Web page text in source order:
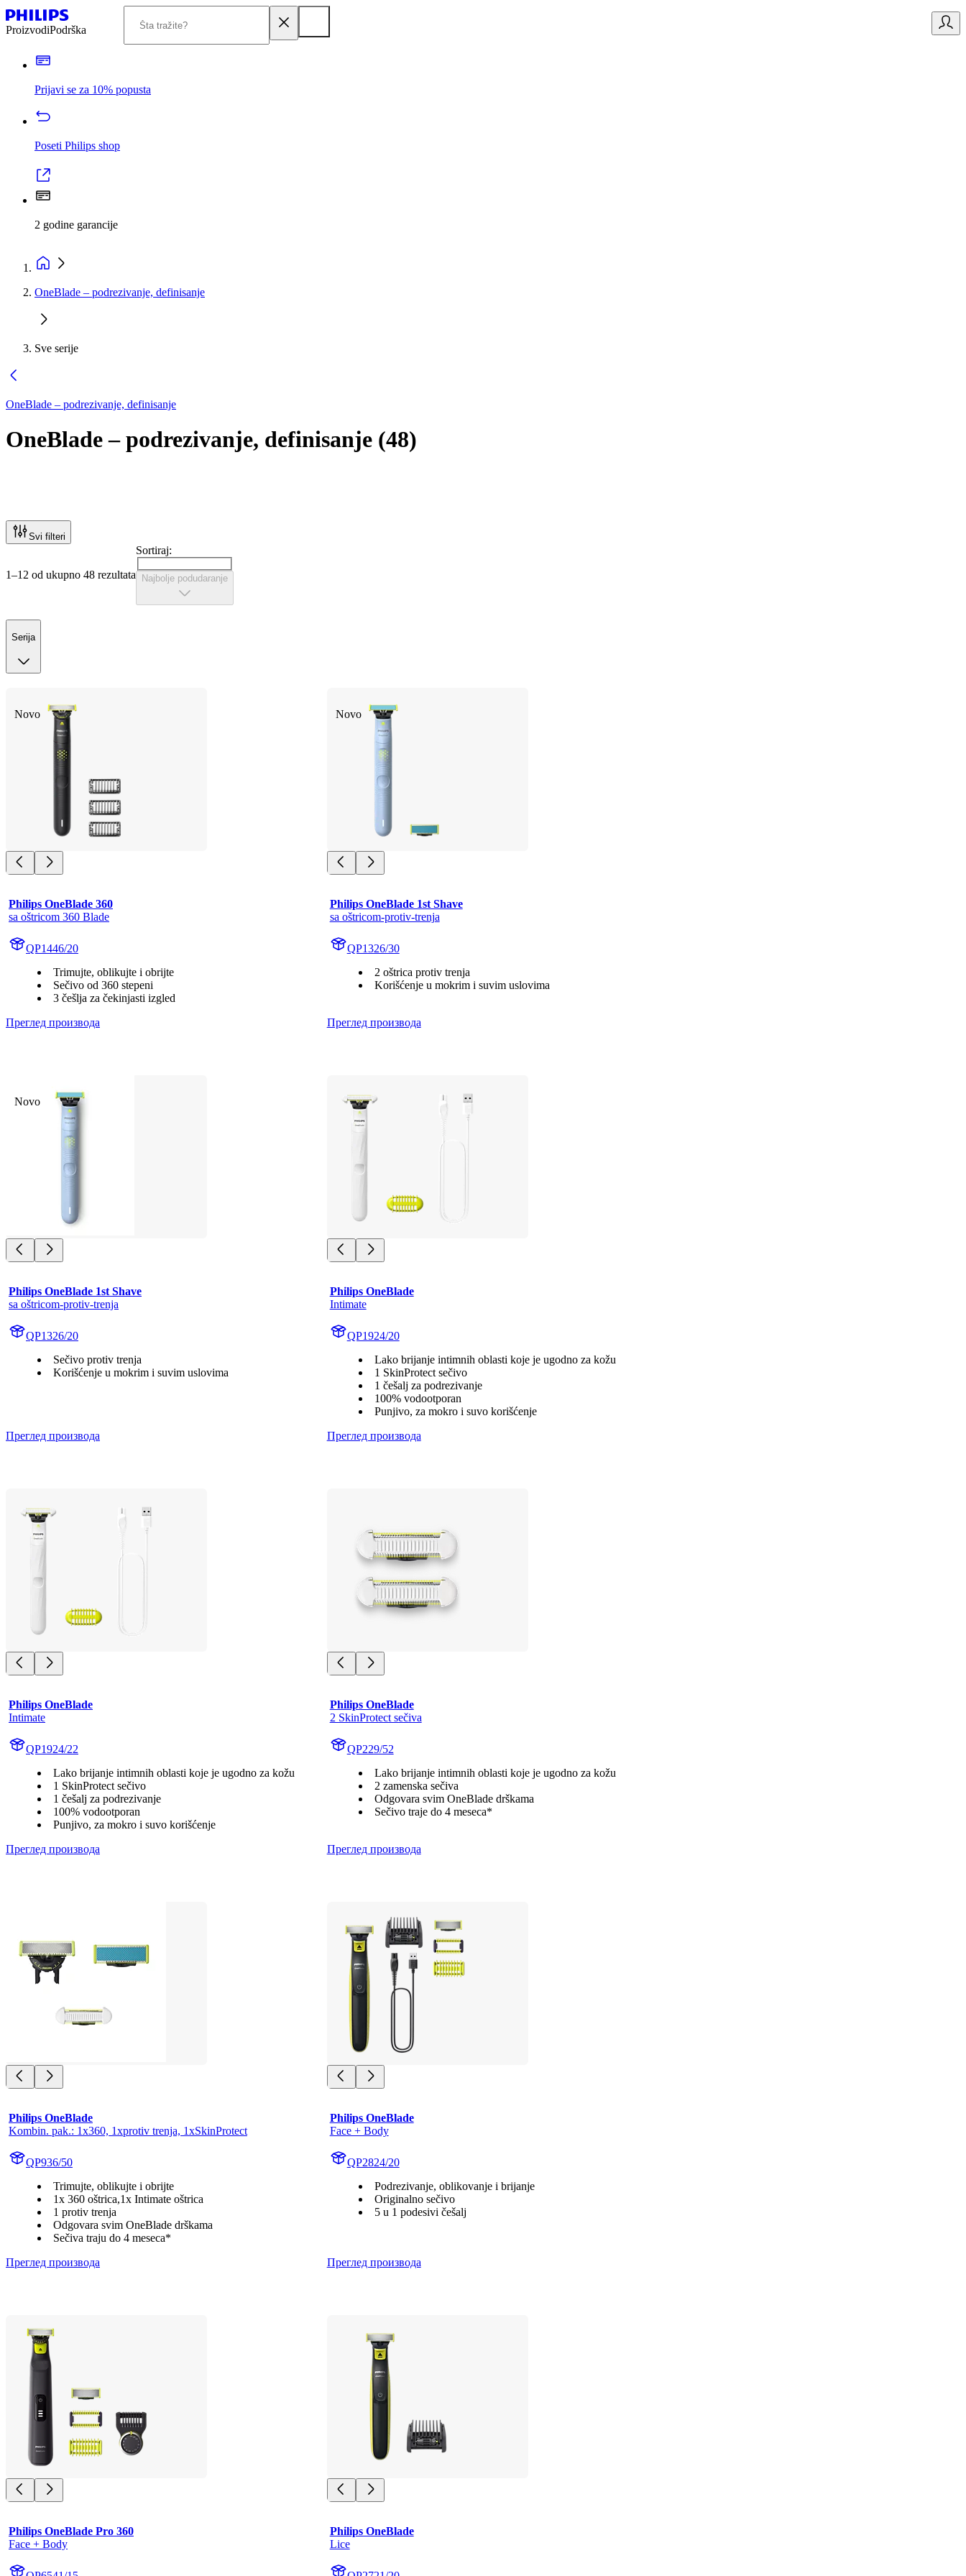
ProizvodiPodrška
Prijavi se za 10% popusta
Poseti Philips shop
2 godine garancije
OneBlade – podrezivanje, definisanje
Sve serije
OneBlade – podrezivanje, definisanje
OneBlade – podrezivanje, definisanje (48)
Svi filteri
1–12 od ukupno 48 rezultata
Sortiraj:
Najbolje podudaranje
Serija
Novo
Philips OneBlade 360
sa oštricom 360 Blade
QP1446/20
Trimujte, oblikujte i obrijte
Sečivo od 360 stepeni
3 češlja za čekinjasti izgled
Преглед производа
Novo
Philips OneBlade 1st Shave
sa oštricom-protiv-trenja
QP1326/30
2 oštrica protiv trenja
Korišćenje u mokrim i suvim uslovima
Преглед производа
Novo
Philips OneBlade 1st Shave
sa oštricom-protiv-trenja
QP1326/20
Sečivo protiv trenja
Korišćenje u mokrim i suvim uslovima
Преглед производа
Philips OneBlade
Intimate
QP1924/20
Lako brijanje intimnih oblasti koje je ugodno za kožu
1 SkinProtect sečivo
1 češalj za podrezivanje
100% vodootporan
Punjivo, za mokro i suvo korišćenje
Преглед производа
Philips OneBlade
Intimate
QP1924/22
Lako brijanje intimnih oblasti koje je ugodno za kožu
1 SkinProtect sečivo
1 češalj za podrezivanje
100% vodootporan
Punjivo, za mokro i suvo korišćenje
Преглед производа
Philips OneBlade
2 SkinProtect sečiva
QP229/52
Lako brijanje intimnih oblasti koje je ugodno za kožu
2 zamenska sečiva
Odgovara svim OneBlade drškama
Sečivo traje do 4 meseca*
Преглед производа
Philips OneBlade
Kombin. pak.: 1x360, 1xprotiv trenja, 1xSkinProtect
QP936/50
Trimujte, oblikujte i obrijte
1x 360 oštrica,1x Intimate oštrica
1 protiv trenja
Odgovara svim OneBlade drškama
Sečiva traju do 4 meseca*
Преглед производа
Philips OneBlade
Face + Body
QP2824/20
Podrezivanje, oblikovanje i brijanje
Originalno sečivo
5 u 1 podesivi češalj
Преглед производа
Philips OneBlade Pro 360
Face + Body
Philips OneBlade
Lice